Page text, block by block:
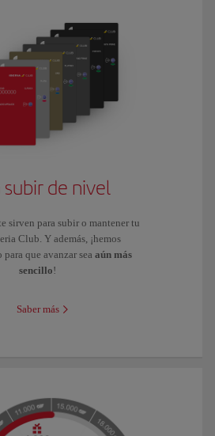
subir de nivel
sirven para subir o mantener tu
Club. Y además, ¡hemos
que avanzar seaaún más
sencillo!
Saber más